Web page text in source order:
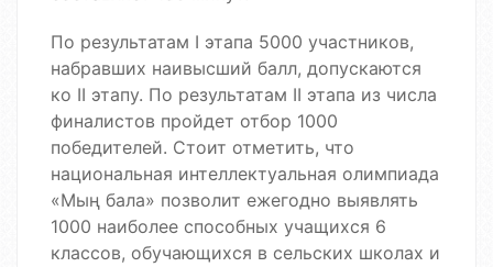
По результатам І этапа 5000 участников,
набравших наивысший балл, допускаются
ко ІІ этапу. По результатам ІІ этапа из числа
финалистов пройдет отбор 1000
победителей. Стоит отметить, что
национальная интеллектуальная олимпиада
«Мың бала» позволит ежегодно выявлять
1000 наиболее способных учащихся 6
классов, обучающихся в сельских школах и